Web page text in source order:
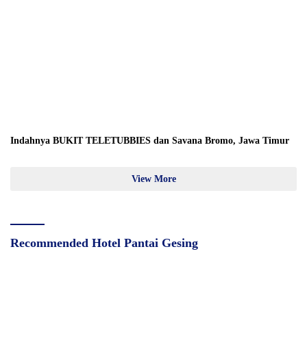
Indahnya BUKIT TELETUBBIES dan Savana Bromo, Jawa Timur
View More
Recommended Hotel Pantai Gesing